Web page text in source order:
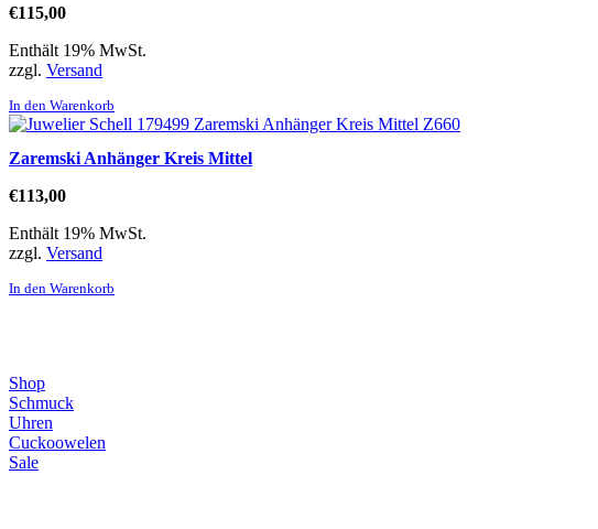
€115,00
Enthält 19% MwSt.
zzgl. Versand
In den Warenkorb
Zaremski Anhänger Kreis Mittel
€113,00
Enthält 19% MwSt.
zzgl. Versand
In den Warenkorb
Shop
Schmuck
Uhren
Cuckoowelen
Sale